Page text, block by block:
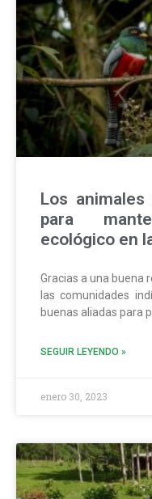
Los
para
ecológico en
Gracias a una buena
las comunidades
buenas aliadas para
SEGUIR LEYENDO »
enero 30, 2023